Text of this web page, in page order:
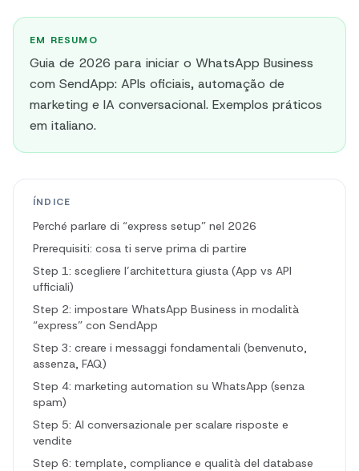
EM RESUMO
Guia de 2026 para iniciar o WhatsApp Business
com SendApp: APIs oficiais, automação de
marketing e IA conversacional. Exemplos práticos
em italiano.
ÍNDICE
Perché parlare di “express setup” nel 2026
Prerequisiti: cosa ti serve prima di partire
Step 1: scegliere l’architettura giusta (App vs API
ufficiali)
Step 2: impostare WhatsApp Business in modalità
“express” con SendApp
Step 3: creare i messaggi fondamentali (benvenuto,
assenza, FAQ)
Step 4: marketing automation su WhatsApp (senza
spam)
Step 5: AI conversazionale per scalare risposte e
vendite
Step 6: template, compliance e qualità del database